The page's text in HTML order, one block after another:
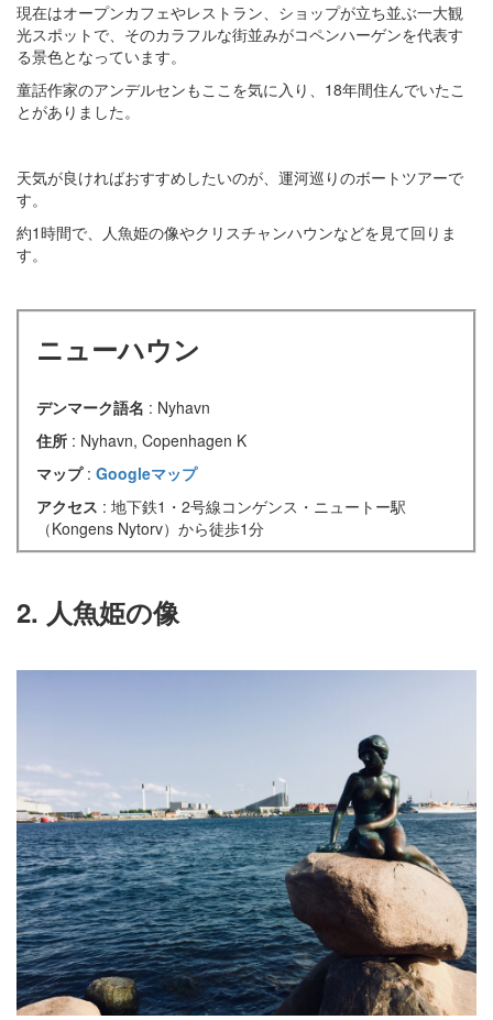
現在はオープンカフェやレストラン、ショップが立ち並ぶ一大観
光スポットで、そのカラフルな街並みがコペンハーゲンを代表す
る景色となっています。
童話作家のアンデルセンもここを気に入り、18年間住んでいたこ
とがありました。
天気が良ければおすすめしたいのが、運河巡りのボートツアーで
す。
約1時間で、人魚姫の像やクリスチャンハウンなどを見て回りま
す。
ニューハウン
デンマーク語名 : Nyhavn
住所 : Nyhavn, Copenhagen K
マップ : Googleマップ
アクセス : 地下鉄1・2号線コンゲンス・ニュートー駅
（Kongens Nytorv）から徒歩1分
2. 人魚姫の像